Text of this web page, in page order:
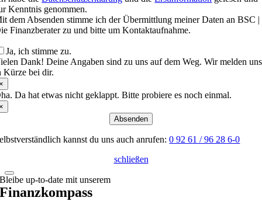
Kenntnis genommen.
dem Absenden stimme ich der Übermittlung meiner Daten an BSC |
Finanzberater zu und bitte um Kontaktaufnahme.
Ja, ich stimme zu.
Dank! Deine Angaben sind zu uns auf dem Weg. Wir melden uns
Kürze bei dir.
Da hat etwas nicht geklappt. Bitte probiere es noch einmal.
Absenden
kannst du uns auch anrufen:0 92 61 / 96 28 6-0
schließen
Bleibe up-to-date mit unserem
Finanzkompass